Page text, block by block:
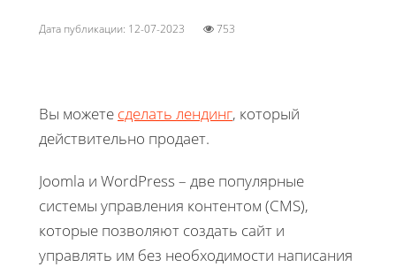
Дата публикации: 12-07-2023 753
Вы можете сделать лендинг, который
действительно продает.
Joomla и WordPress – две популярные
системы управления контентом (CMS),
которые позволяют создать сайт и
управлять им без необходимости написания